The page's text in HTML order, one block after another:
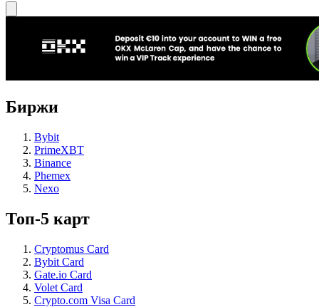
Биржи
Bybit
PrimeXBT
Binance
Phemex
Nexo
Топ-5 карт
Cryptomus Card
Bybit Card
Gate.io Card
Volet Card
Crypto.com Visa Card